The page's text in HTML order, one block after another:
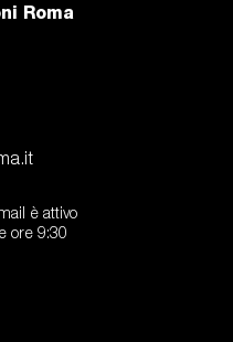
Roma
è attivo
ore 9:30